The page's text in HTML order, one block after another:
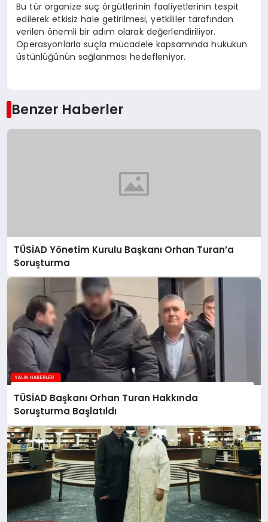
Bu tür organize suç örgütlerinin faaliyetlerinin tespit
edilerek etkisiz hale getirilmesi, yetkililer tarafından
verilen önemli bir adım olarak değerlendiriliyor.
Operasyonlarla suçla mücadele kapsamında hukukun
üstünlüğünün sağlanması hedefleniyor.
Benzer Haberler
TÜSİAD Yönetim Kurulu Başkanı Orhan Turan’a
Soruşturma
TÜSİAD Başkanı Orhan Turan Hakkında
Soruşturma Başlatıldı